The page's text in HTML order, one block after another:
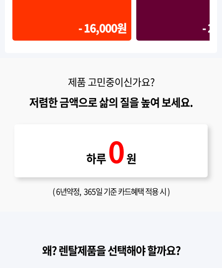
- 16,000원 -
제품 고민중이신가요?
저렴한 금액으로 삶의 질을 높여 보세요.
하루0원
(6년약정, 365일 기준 카드혜택 적용 시 )
왜? 렌탈제품을 선택해야 할까요?